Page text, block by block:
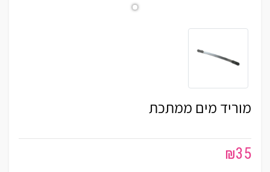
מוריד מים ממתכת
₪35